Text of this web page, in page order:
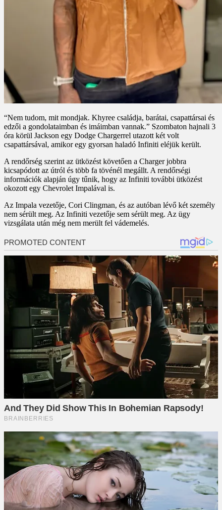
“Nem tudom, mit mondjak. Khyree családja, barátai, csapattársai és
edzői a gondolataimban és imáimban vannak.” Szombaton hajnali 3
óra körül Jackson egy Dodge Chargerrel utazott két volt
csapattársával, amikor egy gyorsan haladó Infiniti eléjük került.
A rendőrség szerint az ütközést követően a Charger jobbra
kicsapódott az útról és több fa tövénél megállt. A rendőrségi
információk alapján úgy tűnik, hogy az Infiniti további ütközést
okozott egy Chevrolet Impalával is.
Az Impala vezetője, Cori Clingman, és az autóban lévő két személy
nem sérült meg. Az Infiniti vezetője sem sérült meg. Az ügy
vizsgálata után még nem merült fel vádemelés.